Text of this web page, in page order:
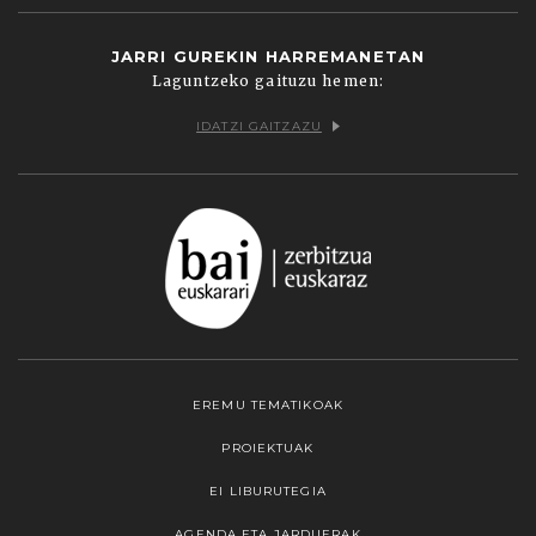
JARRI GUREKIN HARREMANETAN
Laguntzeko gaituzu hemen:
IDATZI GAITZAZU
EREMU TEMATIKOAK
PROIEKTUAK
EI LIBURUTEGIA